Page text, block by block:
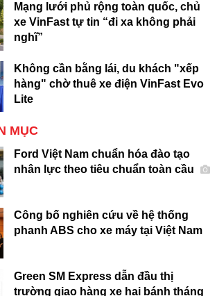
Mạng lưới phủ rộng toàn quốc, chủ
xe VinFast tự tin “đi xa không phải
nghĩ”
Không cần bằng lái, du khách "xếp
hàng" chờ thuê xe điện VinFast Evo
Lite
MỤC
Ford Việt Nam chuẩn hóa đào tạo
nhân lực theo tiêu chuẩn toàn cầu
Công bố nghiên cứu về hệ thống
phanh ABS cho xe máy tại Việt Nam
Green SM Express dẫn đầu thị
trường giao hàng xe hai bánh tháng